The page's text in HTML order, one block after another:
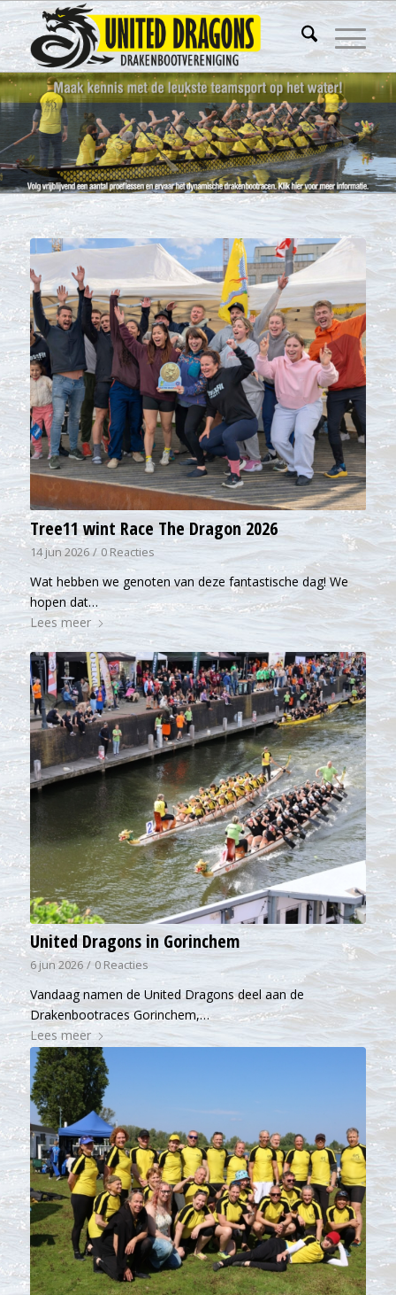
Tree11 wint Race The Dragon 2026
14 jun 2026 / 0 Reacties
Wat hebben we genoten van deze fantastische dag! We
hopen dat…
Lees meer
United Dragons in Gorinchem
6 jun 2026 / 0 Reacties
Vandaag namen de United Dragons deel aan de
Drakenbootraces Gorinchem,…
Lees meer